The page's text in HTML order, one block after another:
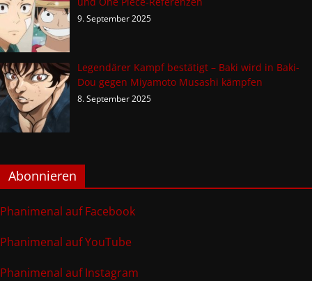
9. September 2025
Legendärer Kampf bestätigt – Baki wird in Baki-
Dou gegen Miyamoto Musashi kämpfen
8. September 2025
Abonnieren
Phanimenal auf Facebook
Phanimenal auf YouTube
Phanimenal auf Instagram